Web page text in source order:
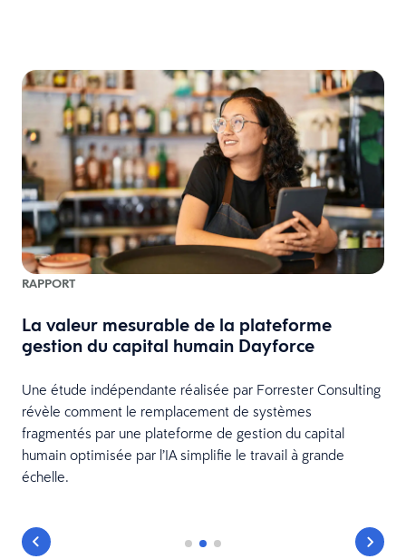
RAPPORT
La valeur mesurable de la plateforme
gestion du capital humain Dayforce
Une étude indépendante réalisée par Forrester Consulting
révèle comment le remplacement de systèmes
fragmentés par une plateforme de gestion du capital
humain optimisée par l’IA simplifie le travail à grande
échelle.